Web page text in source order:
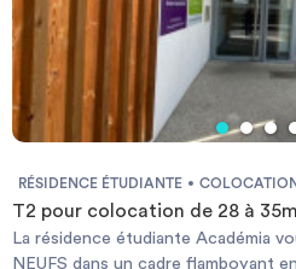
RÉSIDENCE ÉTUDIANTE COLOCATION
T2 pour colocation de 28 à
La résidence étudiante Académia
NEUFS dans un cadre flamboyant